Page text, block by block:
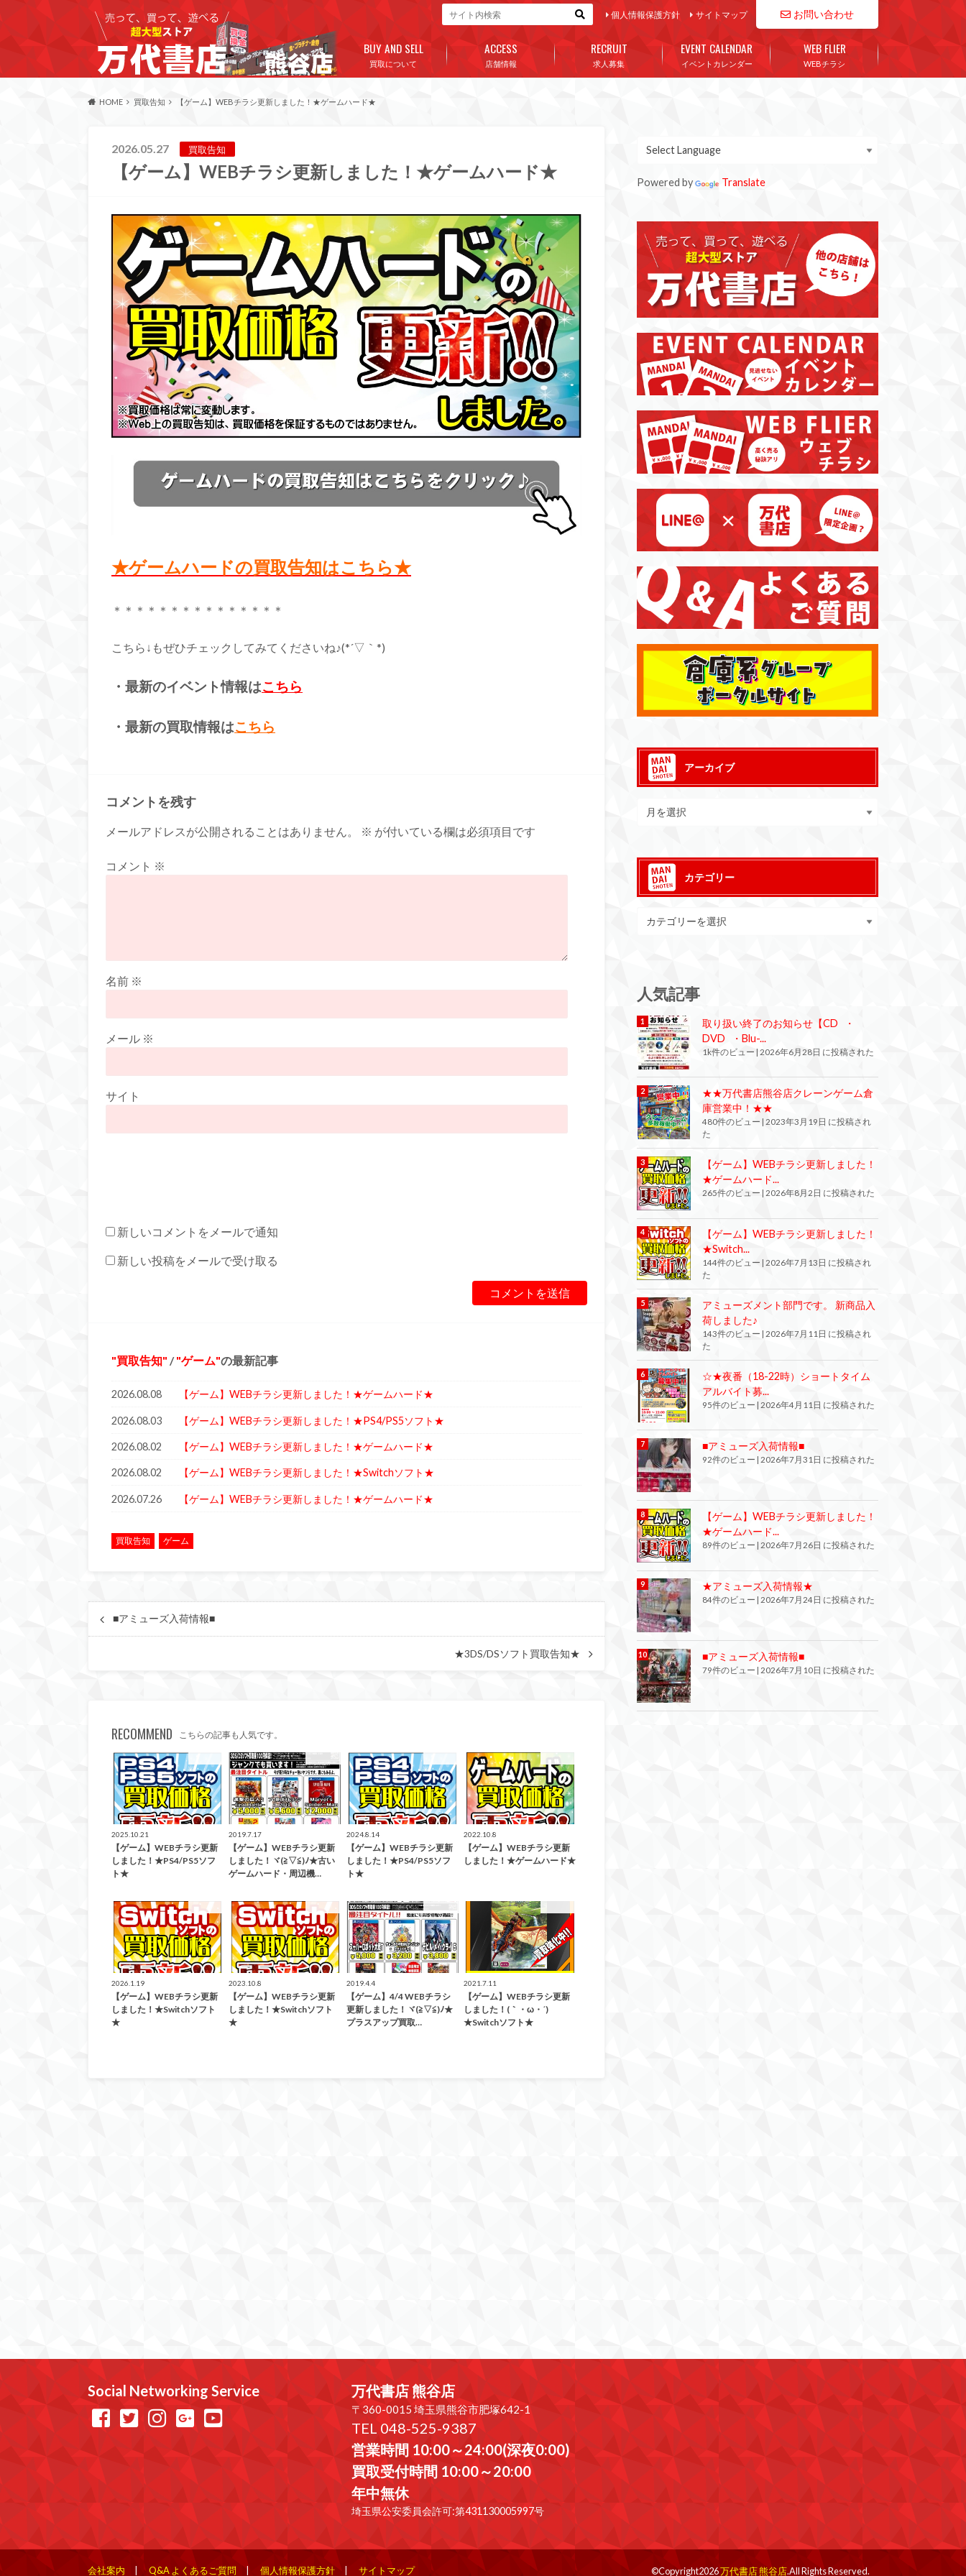
お問い合わせ
個人情報保護方針 サイトマップ
買取について
BUY AND SELL
店舗情報
ACCESS
求人募集
RECRUIT
イベントカレンダー
EVENT CALENDAR
WEBチラシ
WEB FLIER
HOME 買取告知 【ゲーム】WEBチラシ更新しました！★ゲームハード★
2026.05.27 買取告知
【ゲーム】WEBチラシ更新しました！★ゲームハード★
★ゲームハードの買取告知はこちら★
＊＊＊＊＊＊＊＊＊＊＊＊＊＊＊
こちら↓もぜひチェックしてみてくださいね♪(*´▽｀*)
・最新のイベント情報はこちら
・最新の買取情報はこちら
コメントを残す
メールアドレスが公開されることはありません。 ※ が付いている欄は必須項目です
コメント ※
名前 ※
メール ※
サイト
新しいコメントをメールで通知
新しい投稿をメールで受け取る
買取告知 / ゲーム の最新記事
2026.08.08 【ゲーム】WEBチラシ更新しました！★ゲームハード★
2026.08.03 【ゲーム】WEBチラシ更新しました！★PS4/PS5ソフト★
2026.08.02 【ゲーム】WEBチラシ更新しました！★ゲームハード★
2026.08.02 【ゲーム】WEBチラシ更新しました！★Switchソフト★
2026.07.26 【ゲーム】WEBチラシ更新しました！★ゲームハード★
買取告知 ゲーム
■アミューズ入荷情報■
★3DS/DSソフト買取告知★
RECOMMEND こちらの記事も人気です。
2025.10.21
【ゲーム】WEBチラシ更新
しました！★PS4/PS5ソフ
ト★
2019.7.17
【ゲーム】WEBチラシ更新
しました！ヾ(≧▽≦)ﾉ★古い
ゲームハード・周辺機…
2024.8.14
【ゲーム】WEBチラシ更新
しました！★PS4/PS5ソフ
ト★
買取告知
2022.10.8
【ゲーム】WEBチラシ更新
しました！★ゲームハード★
買取告知
2026.1.19
【ゲーム】WEBチラシ更新
しました！★Switchソフト
★
買取告知
2023.10.8
【ゲーム】WEBチラシ更新
しました！★Switchソフト
★
2019.4.4
【ゲーム】4/4 WEBチラシ
更新しました！ヾ(≧▽≦)ﾉ★
プラスアップ買取…
2021.7.11
【ゲーム】WEBチラシ更新
しました！(｀・ω・´)ゞ
★Switchソフト★
Powered by Translate
アーカイブ
カテゴリー
人気記事
取り扱い終了のお知らせ【CD ・
DVD ・Blu-...
1k件のビュー | 2026年6月28日 に投稿された
★★万代書店熊谷店クレーンゲーム倉
庫営業中！★★
480件のビュー
2023年3月19日 に投稿され
た
【ゲーム】WEBチラシ更新しました！
★ゲームハード...
265件のビュー | 2026年8月2日 に投稿された
【ゲーム】WEBチラシ更新しました！
★Switch...
144件のビュー
2026年7月13日 に投稿され
た
アミューズメント部門です。 新商品入
荷しました♪
143件のビュー | 2026年7月11日 に投稿され
た
☆★夜番（18-22時）ショートタイム
アルバイト募...
95件のビュー | 2026年4月11日 に投稿された
■アミューズ入荷情報■
92件のビュー 2026年7月31日 に投稿された
【ゲーム】WEBチラシ更新しました！
★ゲームハード...
89件のビュー | 2026年7月26日 に投稿された
★アミューズ入荷情報★
84件のビュー 2026年7月24日 に投稿された
■アミューズ入荷情報■
79件のビュー | 2026年7月10日 に投稿された
Social Networking Service 万代書店 熊谷店
〒360-0015 埼玉県熊谷市肥塚642-1
TEL 048-525-9387
営業時間 10:00～24:00(深夜0:00)
買取受付時間 10:00～20:00
年中無休
埼玉県公安委員会許可:第431130005997号
会社案内 Q&A よくあるご質問 個人情報保護方針 サイトマップ ©Copyright2026万代書店 熊谷店.All Rights Reserved.